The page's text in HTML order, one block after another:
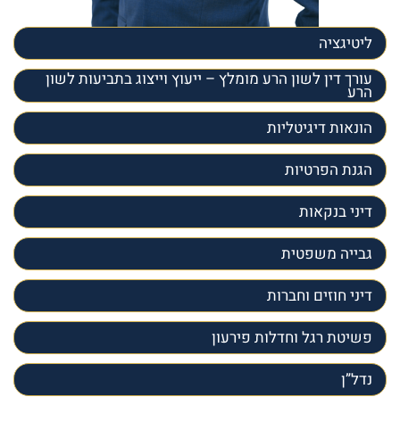
ליטיגציה
עורך דין לשון הרע מומלץ – ייעוץ וייצוג בתביעות לשון
הרע
הונאות דיגיטליות
הגנת הפרטיות
דיני בנקאות
גבייה משפטית
דיני חוזים וחברות
פשיטת רגל וחדלות פירעון
נדל”ן